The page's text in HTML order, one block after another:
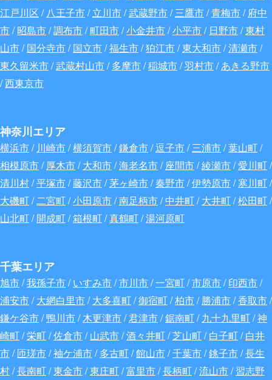
江戸川区 / 八王子市/立川市/武蔵野市/三鷹市/青梅市/府中
市/昭島市/調布市/町田市/小金井市/小平市/ 日野市/東村
山市/国分寺市/国立市/福生市/狛江市/東大和市/清瀬市/
東久留米市/武蔵村山市/多摩市/稲城市/羽村市/あきる野市
/西東京市
神奈川エリア
横浜市/ 川崎市/横須賀市/鎌倉市/逗子市/三浦市/葉山町/
相模原市/厚木市/大和市/海老名市/座間市/綾瀬市/愛川町/
清川村/平塚市/藤沢市/茅ヶ崎市/秦野市/伊勢原市/寒川町/
大磯町/二宮町/小田原市/南足柄市/中井町/大井町/松田町/
山北町/開成町/箱根町/真鶴町/湯河原町
千葉エリア
旭市/我孫子市/いすみ市/市川市/一宮町/市原市/印西市/
浦安市/大網白里市/大多喜町/御宿町/柏市/勝浦市/香取市/
鎌ケ谷市/鴨川市/木更津市/君津市/鋸南町/九十九里町/神
崎町/栄町/佐倉市/山武市/酒々井町/芝山町/白子町/白井
市/匝瑳市/袖ケ浦市/多古町/館山市/千葉市/銚子市/長生
村/長南町/東金市/東庄町/富里市/長柄町/流山市/習志野